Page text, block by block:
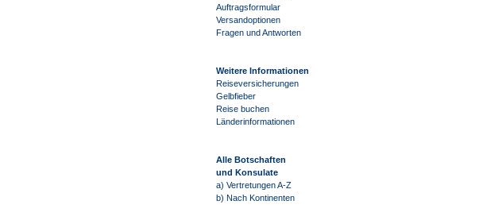
Auftragsformular
Versandoptionen
Fragen und Antworten
Weitere Informationen
Reiseversicherungen
Gelbfieber
Reise buchen
Länderinformationen
Alle Botschaften
und Konsulate
a) Vertretungen A-Z
b) Nach Kontinenten